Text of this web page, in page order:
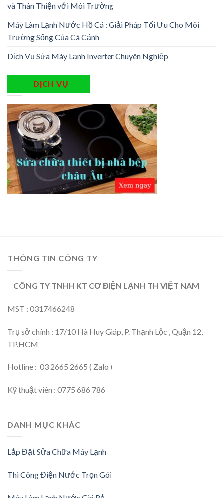
và Thân Thiện với Môi Trường
Máy Làm Lạnh Nước Hồ Cá : Giải Pháp Tối Ưu Cho Môi
Trường Sống Của Cá Cảnh
Dịch Vụ Sửa Máy Lạnh Inverter Chuyên Nghiệp
DỊCH VỤ
THÔNG TIN CÔNG TY
CÔNG TY TNHH KT CƠ ĐIỆN LẠNH TH VIỆT NAM
MST : 0317466248
Trụ sở chính : 17/10 Hà Huy Giáp, P. Thạnh Lộc , Quận 12,
TP.HCM
Hotline : 03 2665 2665 ( Zalo )
Kỹ thuật viên : 0775 686 786
DANH MỤC KHÁC
Lắp Đặt Sửa Chữa Máy Lạnh
Thi Công Điện Nước Trọn Gói